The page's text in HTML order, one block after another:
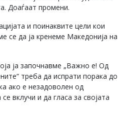
Доаѓаат промени.
и поинаквите цели кои
се да ја кренеме Македонија на
ја започнавме „Важно е! Од
треба да испрати порака до
ако е незадоволен од
вклучи и да гласа за својата